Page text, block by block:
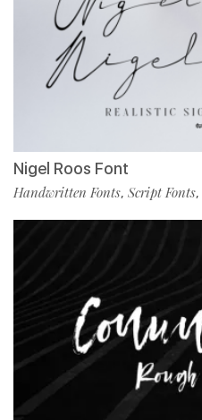
Nigel Roos Font
Handwritten Fonts, Script Fonts,